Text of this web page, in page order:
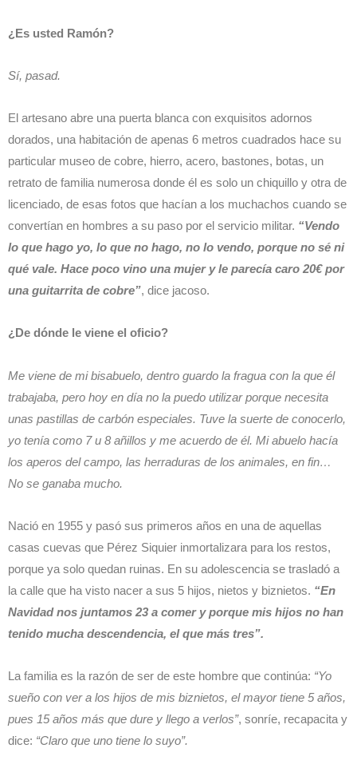
¿Es usted Ramón?
Sí, pasad.
El artesano abre una puerta blanca con exquisitos adornos
dorados, una habitación de apenas 6 metros cuadrados hace su
particular museo de cobre, hierro, acero, bastones, botas, un
retrato de familia numerosa donde él es solo un chiquillo y otra de
licenciado, de esas fotos que hacían a los muchachos cuando se
convertían en hombres a su paso por el servicio militar. “Vendo
lo que hago yo, lo que no hago, no lo vendo, porque no sé ni
qué vale. Hace poco vino una mujer y le parecía caro 20€ por
una guitarrita de cobre”, dice jacoso.
¿De dónde le viene el oficio?
Me viene de mi bisabuelo, dentro guardo la fragua con la que él
trabajaba, pero hoy en día no la puedo utilizar porque necesita
unas pastillas de carbón especiales. Tuve la suerte de conocerlo,
yo tenía como 7 u 8 añillos y me acuerdo de él. Mi abuelo hacía
los aperos del campo, las herraduras de los animales, en fin…
No se ganaba mucho.
Nació en 1955 y pasó sus primeros años en una de aquellas
casas cuevas que Pérez Siquier inmortalizara para los restos,
porque ya solo quedan ruinas. En su adolescencia se trasladó a
la calle que ha visto nacer a sus 5 hijos, nietos y biznietos. “En
Navidad nos juntamos 23 a comer y porque mis hijos no han
tenido mucha descendencia, el que más tres”.
La familia es la razón de ser de este hombre que continúa: “Yo
sueño con ver a los hijos de mis biznietos, el mayor tiene 5 años,
pues 15 años más que dure y llego a verlos”, sonríe, recapacita y
dice: “Claro que uno tiene lo suyo”.